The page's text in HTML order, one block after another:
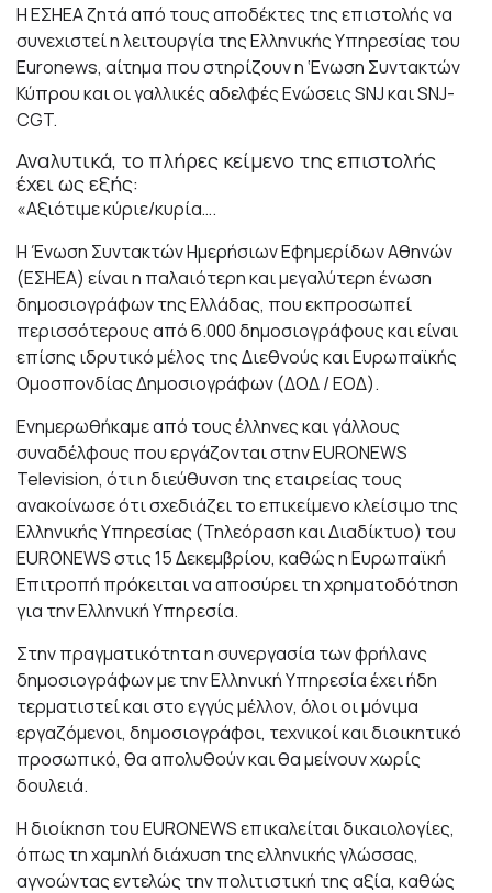
Η ΕΣΗΕΑ ζητά από τους αποδέκτες της επιστολής να
συνεχιστεί η λειτουργία της Ελληνικής Υπηρεσίας του
Euronews, αίτημα που στηρίζουν η ‘Ενωση Συντακτών
Κύπρου και οι γαλλικές αδελφές Ενώσεις SNJ και SNJ-
CGT.
Αναλυτικά, το πλήρες κείμενο της επιστολής
έχει ως εξής:
«Αξιότιμε κύριε/κυρία….
Η Ένωση Συντακτών Ημερήσιων Εφημερίδων Αθηνών
(ΕΣΗΕΑ) είναι η παλαιότερη και μεγαλύτερη ένωση
δημοσιογράφων της Ελλάδας, που εκπροσωπεί
περισσότερους από 6.000 δημοσιογράφους και είναι
επίσης ιδρυτικό μέλος της Διεθνούς και Ευρωπαϊκής
Ομοσπονδίας Δημοσιογράφων (ΔΟΔ / ΕΟΔ).
Ενημερωθήκαμε από τους έλληνες και γάλλους
συναδέλφους που εργάζονται στην EURONEWS
Television, ότι η διεύθυνση της εταιρείας τους
ανακοίνωσε ότι σχεδιάζει το επικείμενο κλείσιμο της
Ελληνικής Υπηρεσίας (Τηλεόραση και Διαδίκτυο) του
EURONEWS στις 15 Δεκεμβρίου, καθώς η Ευρωπαϊκή
Επιτροπή πρόκειται να αποσύρει τη χρηματοδότηση
για την Ελληνική Υπηρεσία.
Στην πραγματικότητα η συνεργασία των φρήλανς
δημοσιογράφων με την Ελληνική Υπηρεσία έχει ήδη
τερματιστεί και στο εγγύς μέλλον, όλοι οι μόνιμα
εργαζόμενοι, δημοσιογράφοι, τεχνικοί και διοικητικό
προσωπικό, θα απολυθούν και θα μείνουν χωρίς
δουλειά.
H διοίκηση του EURONEWS επικαλείται δικαιολογίες,
όπως τη χαμηλή διάχυση της ελληνικής γλώσσας,
αγνοώντας εντελώς την πολιτιστική της αξία, καθώς